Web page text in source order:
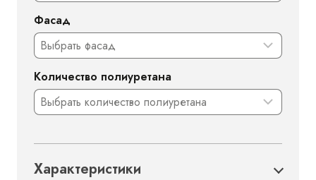
Фасад
Количество полиуретана
Характеристики